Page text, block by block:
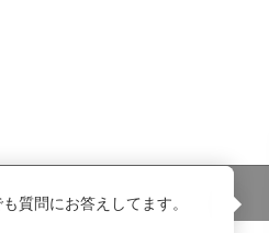
質問にお答えしてます。